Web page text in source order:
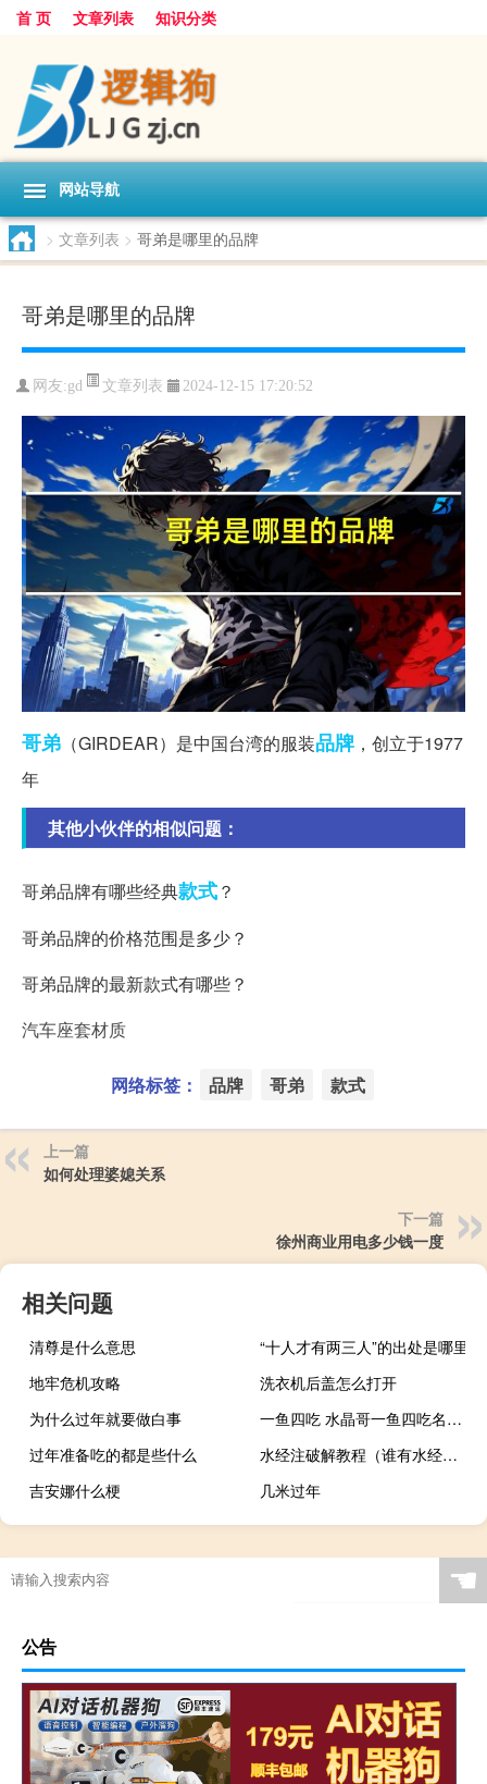
首 页 文章列表 知识分类
网站导航
> 文章列表 > 哥弟是哪里的品牌
哥弟是哪里的品牌
网友:gd 文章列表 2024-12-15 17:20:52
哥弟 （GIRDEAR）是中国台湾的服装品牌 ，创立于1977
年
其他小伙伴的相似问题：
哥弟品牌有哪些经典款式？
哥弟品牌的价格范围是多少？
哥弟品牌的最新款式有哪些？
汽车座套材质
网络标签： 品牌 哥弟 款式
上一篇
如何处理婆媳关系
下一篇
徐州商业用电多少钱一度
相关问题
清尊是什么意思
“十人才有两三人”的出处是哪里
地牢危机攻略
洗衣机后盖怎么打开
为什么过年就要做白事
一鱼四吃 水晶哥一鱼四吃名场面什么梗
过年准备吃的都是些什么
水经注破解教程（谁有水经注影像转换器破解版或补丁）
吉安娜什么梗
几米过年
☚
公告